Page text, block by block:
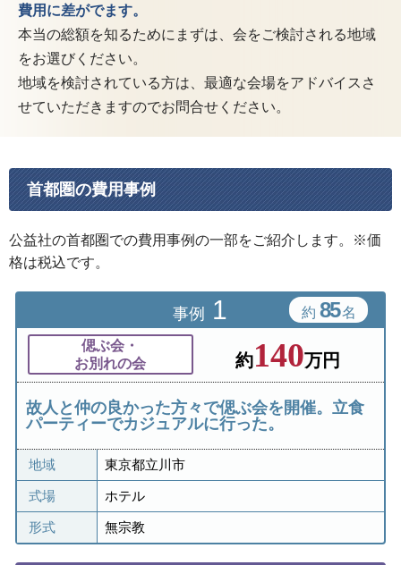
費用に差がでます。
本当の総額を知るためにまずは、会をご検討される地域
をお選びください。
地域を検討されている方は、 最適な会場をアドバイスさ
せていただきますのでお問合せください。
首都圏の費用事例
公益社の首都圏での費用事例の一部をご紹介します。
※価
格は税込です。
事例 1 約 85名
偲ぶ会・
お別れの会
約140万円
故人と仲の良かった方々で偲ぶ会を開催。立食
パーティーでカジュアルに行った。
地域 東京都立川市
式場 ホテル
形式 無宗教